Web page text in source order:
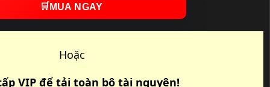
🛒 MUA NGAY
Hoặc
VIP để tải toàn bộ tài nguyên!